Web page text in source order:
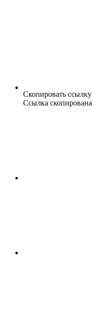
Скопировать ссылку
Ссылка скопирована